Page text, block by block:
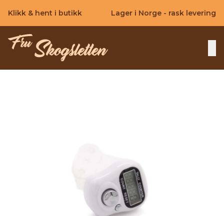
Klikk & hent i butikk Lager i Norge - rask levering